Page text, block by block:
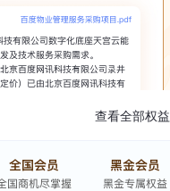
查看全部权益